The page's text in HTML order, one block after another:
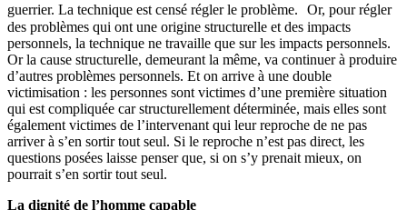
guerrier. La technique est censé régler le problème. Or, pour régler
des problèmes qui ont une origine structurelle et des impacts
personnels, la technique ne travaille que sur les impacts personnels.
Or la cause structurelle, demeurant la même, va continuer à produire
d’autres problèmes personnels. Et on arrive à une double
victimisation : les personnes sont victimes d’une première situation
qui est compliquée car structurellement déterminée, mais elles sont
également victimes de l’intervenant qui leur reproche de ne pas
arriver à s’en sortir tout seul. Si le reproche n’est pas direct, les
questions posées laisse penser que, si on s’y prenait mieux, on
pourrait s’en sortir tout seul.
La dignité de l’homme capable